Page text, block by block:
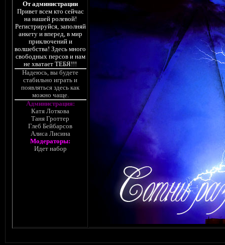
От администрации
Привет всем кто сейчас
на нашей ролевой!
Регистрируйся, заполняй
анкету и вперед, в мир
приключений и
волшебства! Здесь много
свободных персов и нам
не хватает ТЕБЯ!!!
Надеюсь, вы будете
стабильно играть и
появляться здесь как
можно чаще.
Администрация:
Катя Лоткова
Таня Гроттер
Глеб Бейбарсов
Алиса Лисина
Модераторы:
Идет набор